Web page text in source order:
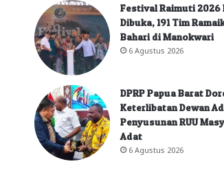
Festival Raimuti 2026
Dibuka, 191 Tim
Bahari di Manokwari
6 Agustus 2026
DPRP Papua Barat
Keterlibatan Dewan
Penyusunan RUU
Adat
6 Agustus 2026